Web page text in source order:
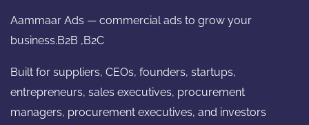
Aammaar Ads — commercial ads to grow your
business.B2B ,B2C
Built for suppliers, CEOs, founders, startups,
entrepreneurs, sales executives, procurement
managers, procurement executives, and investors